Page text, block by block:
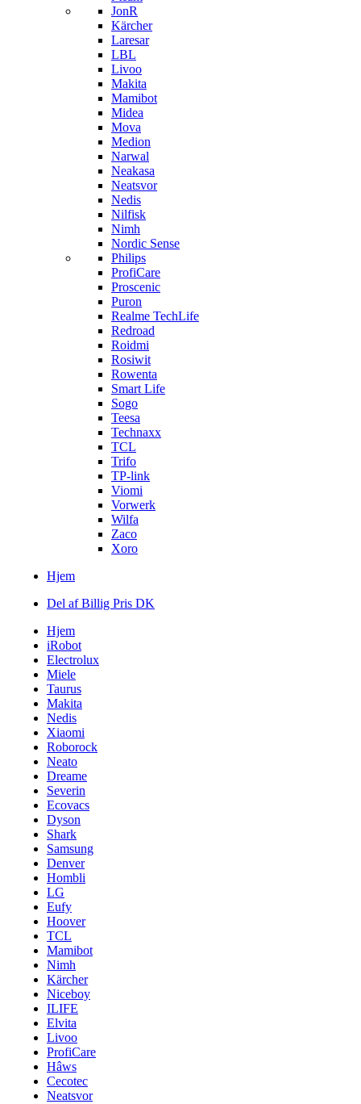
JonR
Kärcher
Laresar
LBL
Livoo
Makita
Mamibot
Midea
Mova
Medion
Narwal
Neakasa
Neatsvor
Nedis
Nilfisk
Nimh
Nordic Sense
Philips
ProfiCare
Proscenic
Puron
Realme TechLife
Redroad
Roidmi
Rosiwit
Rowenta
Smart Life
Sogo
Teesa
Technaxx
TCL
Trifo
TP-link
Viomi
Vorwerk
Wilfa
Zaco
Xoro
Hjem
Del af Billig Pris DK
Hjem
iRobot
Electrolux
Miele
Taurus
Makita
Nedis
Xiaomi
Roborock
Neato
Dreame
Severin
Ecovacs
Dyson
Shark
Samsung
Denver
Hombli
LG
Eufy
Hoover
TCL
Mamibot
Nimh
Kärcher
Niceboy
ILIFE
Elvita
Livoo
ProfiCare
Hâws
Cecotec
Neatsvor